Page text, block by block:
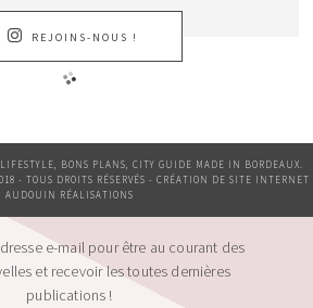
REJOINS-NOUS !
BONS PLANS, CITY GUIDE MADE IN BORDEAUX.
- TOUS DROITS RÉSERVÉS - CRÉATION DE SITE INTERNET
AUDOUIN RÉALISATIONS
e-mail pour être au courant des
et recevoir les toutes dernières
publications !